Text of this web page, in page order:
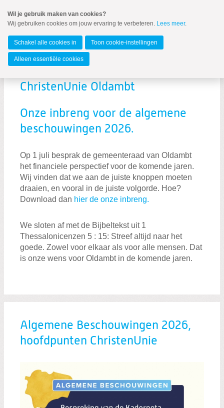
naar
Spring
de
inhoud
Spring
naar
hoofdmenu
Oldambt
MENU
Zoeken:
Zoeken
ChristenUnie Oldambt
Onze inbreng voor de algemene
beschouwingen 2026.
Op 1 juli besprak de gemeenteraad van Oldambt
het financiele perspectief voor de komende jaren.
Wij vinden dat we aan de juiste knoppen moeten
draaien, en vooral in de juiste volgorde. Hoe?
Download dan hier de onze inbreng.
We sloten af met de Bijbeltekst uit 1
Thessalonicenzen 5 : 15: Streef altijd naar het
goede. Zowel voor elkaar als voor alle mensen. Dat
is onze wens voor Oldambt in de komende jaren.
Algemene Beschouwingen 2026,
hoofdpunten ChristenUnie
Wil je gebruik maken van cookies?
Wij gebruiken cookies om jouw ervaring te verbeteren. Lees meer.
Schakel alle cookies in Toon cookie-instellingen
Alleen essentiële cookies